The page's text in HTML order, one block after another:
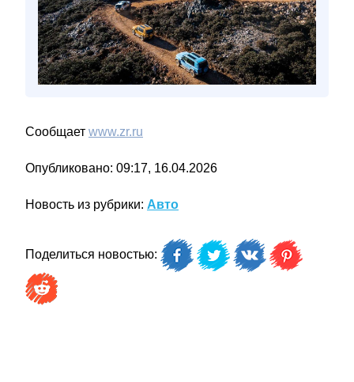
Сообщает www.zr.ru
Опубликовано: 09:17, 16.04.2026
Новость из рубрики: Авто
Поделиться новостью: